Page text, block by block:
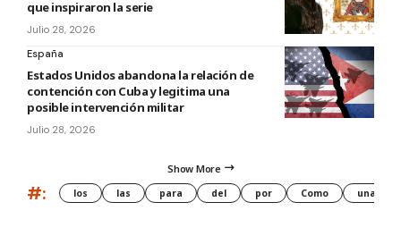
que inspiraron la serie
Julio 28, 2026
España
Estados Unidos abandona la relación de
contención con Cuba y legitima una
posible intervención militar
Julio 28, 2026
Show More
#: los las para del por Como una